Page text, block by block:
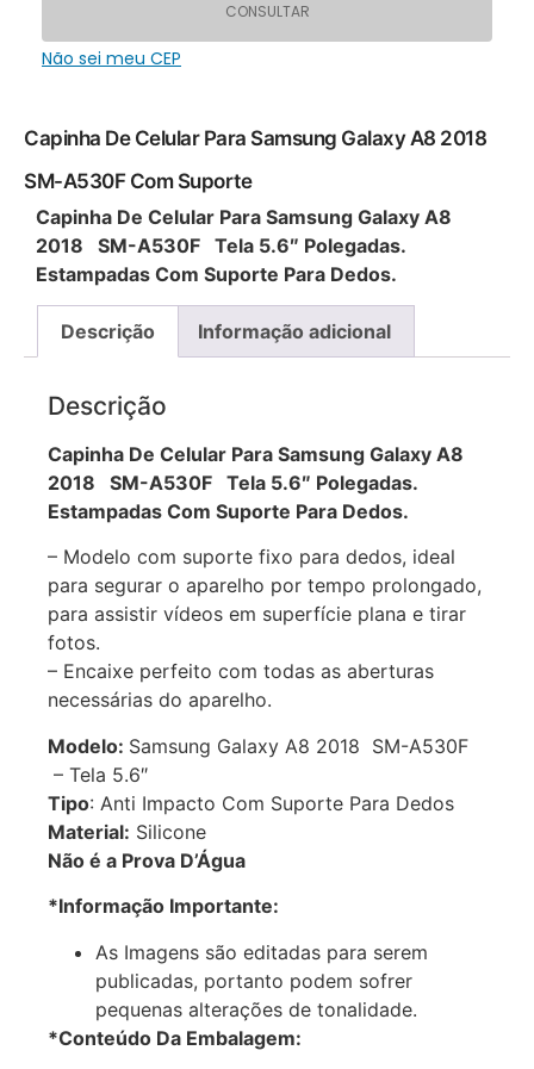
Capinha De Celular Para Samsung Galaxy A8 2018
SM-A530F Com Suporte
Capinha De Celular Para Samsung Galaxy A8
2018 SM-A530F Tela 5.6″ Polegadas.
Estampadas Com Suporte Para Dedos.
Descrição Informação adicional
Descrição
Capinha De Celular Para Samsung Galaxy A8
2018 SM-A530F Tela 5.6″ Polegadas.
Estampadas Com Suporte Para Dedos.
– Modelo com suporte fixo para dedos, ideal
para segurar o aparelho por tempo prolongado,
para assistir vídeos em superfície plana e tirar
fotos.
– Encaixe perfeito com todas as aberturas
necessárias do aparelho.
Modelo: Samsung Galaxy A8 2018 SM-A530F
– Tela 5.6″
Tipo: Anti Impacto Com Suporte Para Dedos
Material: Silicone
Não é a Prova D’Água
*Informação Importante:
As Imagens são editadas para serem
publicadas, portanto podem sofrer
pequenas alterações de tonalidade.
*Conteúdo Da Embalagem:
CONSULTAR
Não sei meu CEP